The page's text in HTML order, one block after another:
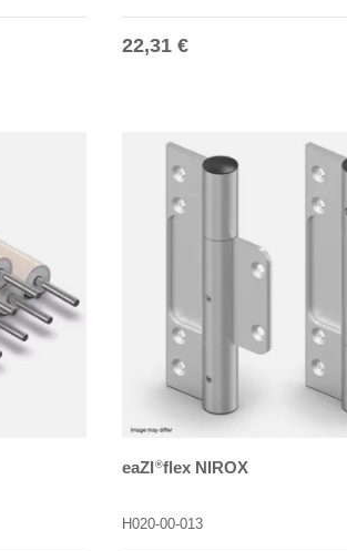
Normaler Preis
22,31 €
eaZI®flex NIROX
H020-00-013